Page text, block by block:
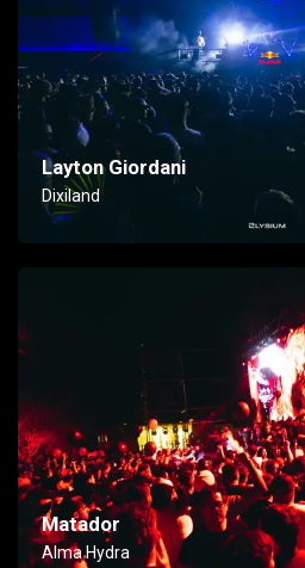
Layton Giordani
Dixiland
Matador
Alma Hydra